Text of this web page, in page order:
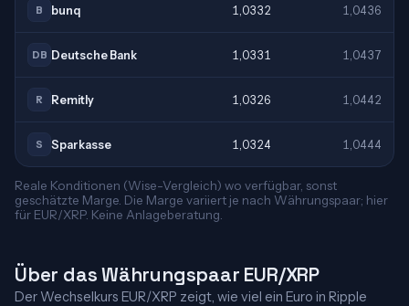
B bunq 1,0332 1,0436
DB Deutsche Bank 1,0331 1,0437
R Remitly 1,0326 1,0442
S Sparkasse 1,0324 1,0444
Reale Konditionen (Wise-Vergleich) wo verfügbar, sonst
geschätzte Marge. Die Marge variiert je nach Währungspaar; hier
für EUR/XRP. Keine Anlageberatung.
Über das Währungspaar EUR/XRP
Der Wechselkurs EUR/XRP zeigt, wie viel ein Euro in Ripple